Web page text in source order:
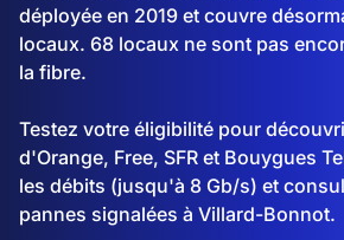
déployée en 2019 et couvre
locaux. 68 locaux ne sont pas
la fibre.
Testez votre éligibilité pour
d'Orange, Free, SFR et Bouygues
les débits (jusqu'à 8 Gb/s) et
pannes signalées à Villard-Bonnot.